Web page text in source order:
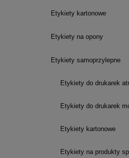
Etykiety kartonowe
Etykiety na opony
Etykiety samoprzylepne
Etykiety do drukarek
Etykiety do drukarek
Etykiety kartonowe
Etykiety na produkty